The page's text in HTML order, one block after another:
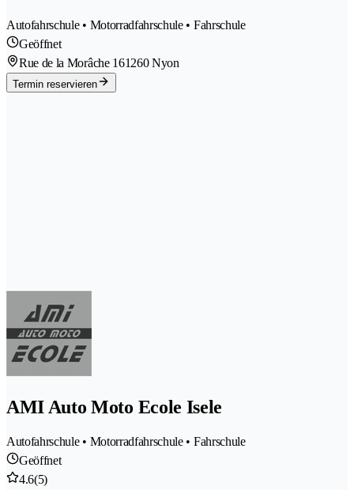
Autofahrschule • Motorradfahrschule • Fahrschule
Geöffnet
Rue de la Morâche 161260 Nyon
Termin reservieren
AMI Auto Moto Ecole Isele
Autofahrschule • Motorradfahrschule • Fahrschule
Geöffnet
4.6(5)